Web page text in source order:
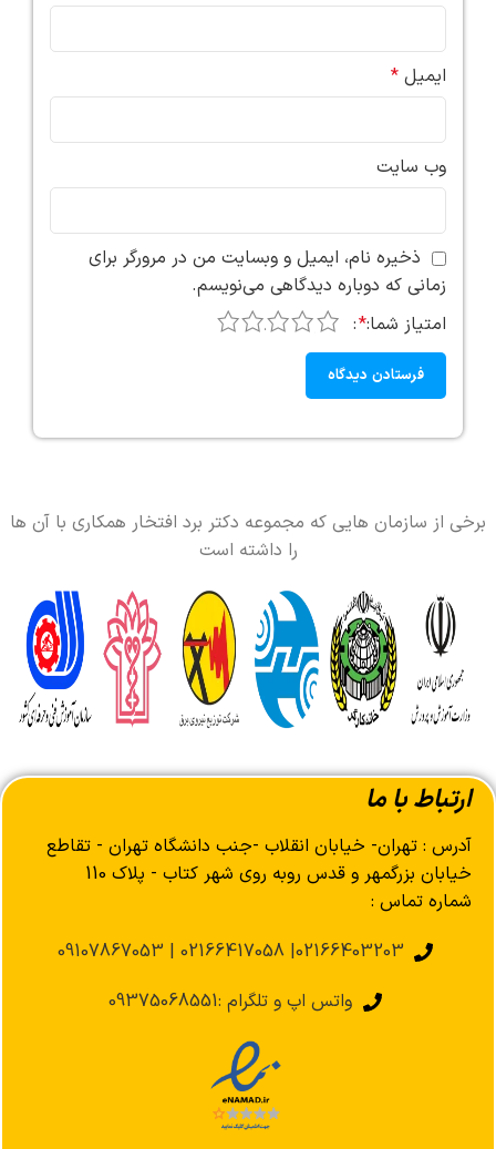
ایمیل *
وب‌ سایت
ذخیره نام، ایمیل و وبسایت من در مرورگر برای
زمانی که دوباره دیدگاهی می‌نویسم.
امتیاز شما:*
5 4 3 2
برخی از سازمان هایی که مجموعه دکتر برد افتخار همکاری با آن ها
را داشته است
ارتباط با ما
آدرس : تهران- خیابان انقلاب -جنب دانشگاه تهران - تقاطع
خیابان بزرگمهر و قدس روبه روی شهر کتاب - پلاک 110
شماره تماس :
02166403203| 02166417058 | 09107867053
واتس اپ و تلگرام :09375068551